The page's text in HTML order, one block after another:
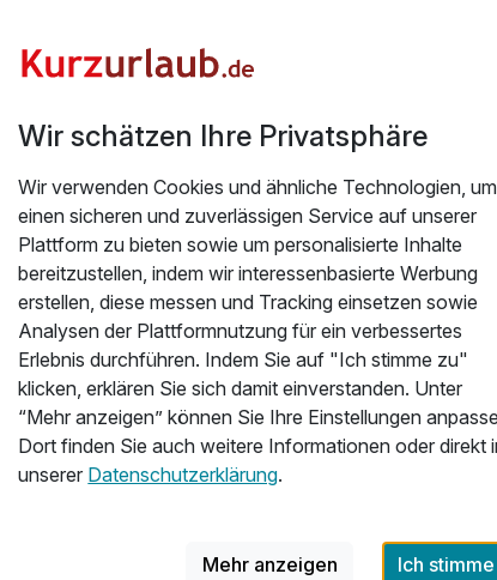
12,00 €
13,00 €
35,00 €
5,90 €
17,00 €
Hunde im Hotel erlaubt für 17,00 € pro Stück / Nacht
Mit Hotelbar
Alpen inkl. Halbpension | 4 Tage
mit verschiedenen Angeboten. Obwohl es im
Gesamt waren wir aber zufrieden.
Wir schätzen Ihre Privatsphäre
Wir verwenden Cookies und ähnliche Technologien, um
einen sicheren und zuverlässigen Service auf unserer
Plattform zu bieten sowie um personalisierte Inhalte
bereitzustellen, indem wir interessenbasierte Werbung
erstellen, diese messen und Tracking einsetzen sowie
Analysen der Plattformnutzung für ein verbessertes
Erlebnis durchführen. Indem Sie auf "Ich stimme zu"
klicken, erklären Sie sich damit einverstanden. Unter
“Mehr anzeigen” können Sie Ihre Einstellungen
Dort finden Sie auch weitere Informationen oder direkt
unserer Datenschutzerklärung.
Mehr anzeigen Ich